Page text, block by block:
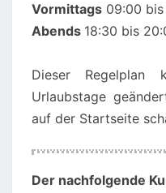
Vormittags 09:00
Abends 18:30 bis
Dieser Regelplan
Urlaubstage
auf der Startseite
Der nachfolgende
00:00